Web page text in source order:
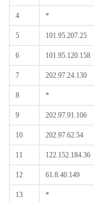
4 *
5 101.95.207.25
6 101.95.120.158
7 202.97.24.130
8 *
9 202.97.91.106
10 202.97.62.54
11 122.152.184.36
12 61.8.40.149
13 *